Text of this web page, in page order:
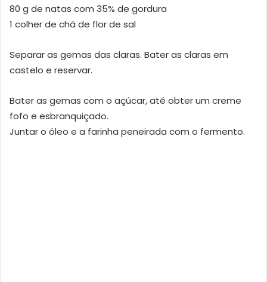
80 g de natas com 35% de gordura
1 colher de chá de flor de sal
Separar as gemas das claras. Bater as claras em
castelo e reservar.
Bater as gemas com o açúcar, até obter um creme
fofo e esbranquiçado.
Juntar o óleo e a farinha peneirada com o fermento.